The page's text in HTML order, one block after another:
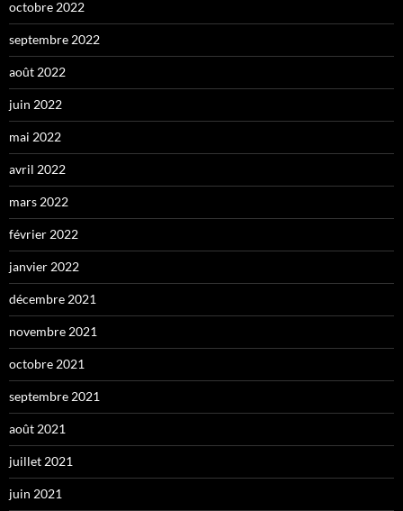
octobre 2022
septembre 2022
août 2022
juin 2022
mai 2022
avril 2022
mars 2022
février 2022
janvier 2022
décembre 2021
novembre 2021
octobre 2021
septembre 2021
août 2021
juillet 2021
juin 2021